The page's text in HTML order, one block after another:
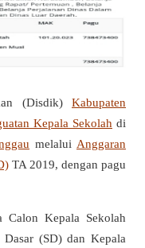
(Disdik) Kabupaten
Kepala Sekolah di
melalui Anggaran
TA 2019, dengan pagu
Kepala Sekolah
(SD) dan Kepala